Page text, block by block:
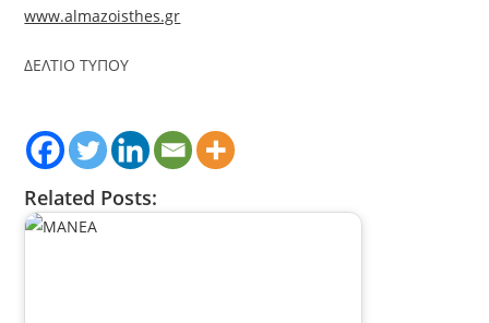
www.almazoisthes.gr
ΔΕΛΤΙΟ ΤΥΠΟΥ
Related Posts: